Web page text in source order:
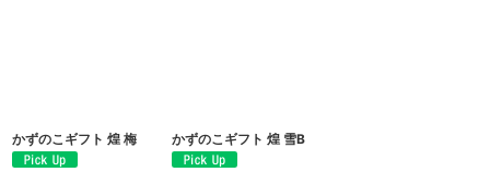
かずのこギフト 煌 梅 かずのこギフト 煌 雪B